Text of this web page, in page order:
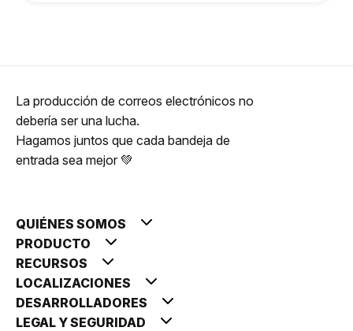
La producción de correos electrónicos no
debería ser una lucha.
Hagamos juntos que cada bandeja de
entrada sea mejor 💚
QUIÉNES SOMOS
PRODUCTO
RECURSOS
LOCALIZACIONES
DESARROLLADORES
LEGAL Y SEGURIDAD